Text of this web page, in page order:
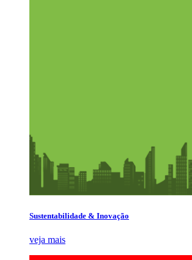
Sustentabilidade & Inovação
veja mais